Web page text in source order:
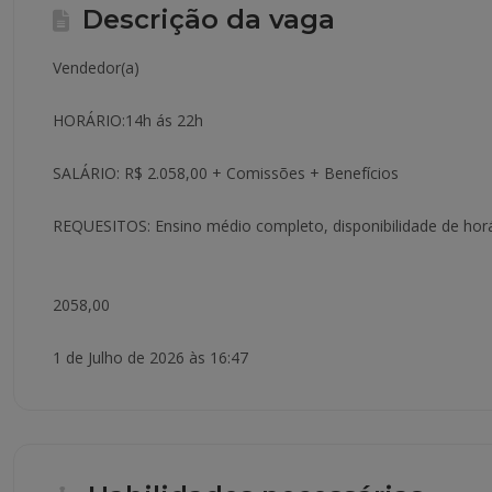
Descrição da vaga
Vendedor(a)
HORÁRIO:14h ás 22h
SALÁRIO: R$ 2.058,00 + Comissões + Benefícios
REQUESITOS: Ensino médio completo, disponibilidade de
2058,00
1 de Julho de 2026 às 16:47